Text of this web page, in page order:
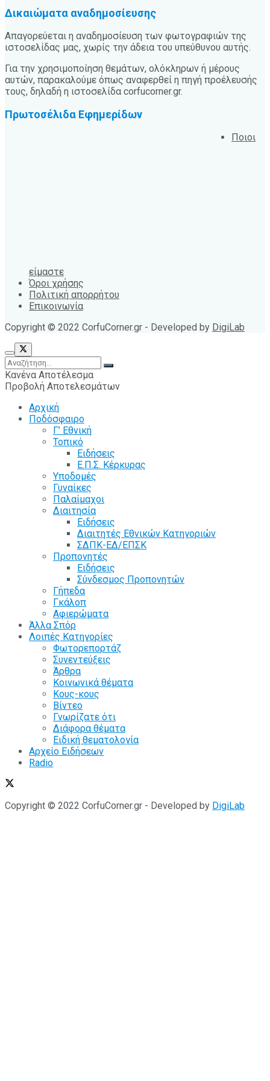
Δικαιώματα αναδημοσίευσης
Απαγορεύεται η αναδημοσίευση των φωτογραφιών της
ιστοσελίδας μας, χωρίς την άδεια του υπεύθυνου αυτής.
Για την χρησιμοποίηση θεμάτων, ολόκληρων ή μέρους
αυτών, παρακαλούμε όπως αναφερθεί η πηγή προέλευσής
τους, δηλαδή η ιστοσελίδα corfucorner.gr.
Πρωτοσέλιδα Εφημερίδων
Ποιοι
είμαστε
Όροι χρήσης
Πολιτική απορρήτου
Επικοινωνία
Copyright © 2022 CorfuCorner.gr - Developed by DigiLab
Κανένα Αποτέλεσμα
Προβολή Αποτελεσμάτων
Αρχική
Ποδόσφαιρο
Γ’ Εθνική
Τοπικό
Ειδήσεις
Ε.Π.Σ. Κέρκυρας
Υποδομές
Γυναίκες
Παλαίμαχοι
Διαιτησία
Ειδήσεις
Διαιτητές Εθνικών Κατηγοριών
ΣΔΠΚ-ΕΔ/ΕΠΣΚ
Προπονητές
Ειδήσεις
Σύνδεσμος Προπονητών
Γήπεδα
Γκάλοπ
Αφιερώματα
Άλλα Σπόρ
Λοιπές Κατηγορίες
Φωτορεπορτάζ
Συνεντεύξεις
Άρθρα
Κοινωνικά θέματα
Κους-κους
Βίντεο
Γνωρίζατε ότι
Διάφορα θέματα
Ειδική θεματολογία
Αρχείο Ειδήσεων
Radio
Copyright © 2022 CorfuCorner.gr - Developed by DigiLab